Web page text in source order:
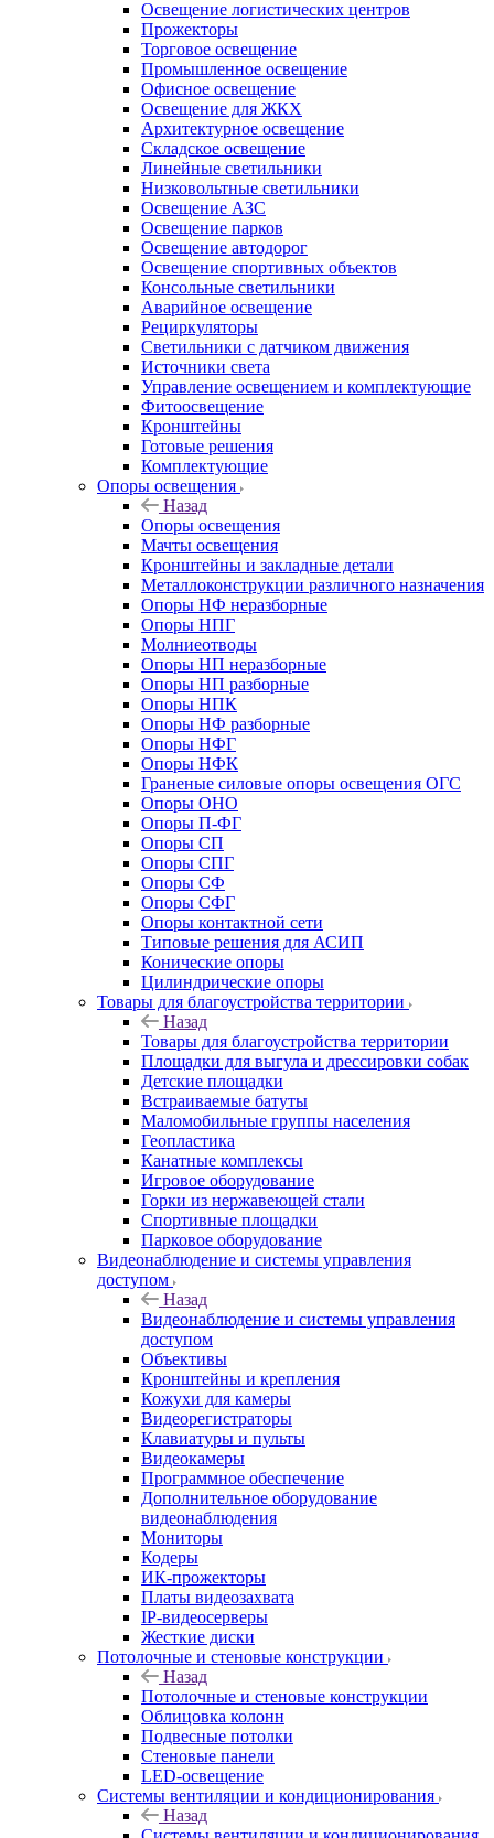
Освещение логистических центров
Прожекторы
Торговое освещение
Промышленное освещение
Офисное освещение
Освещение для ЖКХ
Архитектурное освещение
Складское освещение
Линейные светильники
Низковольтные светильники
Освещение АЗС
Освещение парков
Освещение автодорог
Освещение спортивных объектов
Консольные светильники
Аварийное освещение
Рециркуляторы
Светильники с датчиком движения
Источники света
Управление освещением и комплектующие
Фитоосвещение
Кронштейны
Готовые решения
Комплектующие
Опоры освещения
Назад
Опоры освещения
Мачты освещения
Кронштейны и закладные детали
Металлоконструкции различного назначения
Опоры НФ неразборные
Опоры НПГ
Молниеотводы
Опоры НП неразборные
Опоры НП разборные
Опоры НПК
Опоры НФ разборные
Опоры НФГ
Опоры НФК
Граненые силовые опоры освещения ОГС
Опоры ОНО
Опоры П-ФГ
Опоры СП
Опоры СПГ
Опоры СФ
Опоры СФГ
Опоры контактной сети
Типовые решения для АСИП
Конические опоры
Цилиндрические опоры
Товары для благоустройства территории
Назад
Товары для благоустройства территории
Площадки для выгула и дрессировки собак
Детские площадки
Встраиваемые батуты
Маломобильные группы населения
Геопластика
Канатные комплексы
Игровое оборудование
Горки из нержавеющей стали
Спортивные площадки
Парковое оборудование
Видеонаблюдение и системы управления
доступом
Назад
Видеонаблюдение и системы управления
доступом
Объективы
Кронштейны и крепления
Кожухи для камеры
Видеорегистраторы
Клавиатуры и пульты
Видеокамеры
Программное обеспечение
Дополнительное оборудование
видеонаблюдения
Мониторы
Кодеры
ИК-прожекторы
Платы видеозахвата
IP-видеосерверы
Жесткие диски
Потолочные и стеновые конструкции
Назад
Потолочные и стеновые конструкции
Облицовка колонн
Подвесные потолки
Стеновые панели
LED-освещение
Системы вентиляции и кондиционирования
Назад